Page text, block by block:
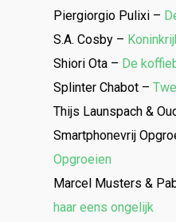
Piergiorgio Pulixi –
S.A. Cosby –
Shiori Ota – De
Splinter Chabot –
Thijs Launspach &
Smartphonevrij
Opgroeien
Marcel Musters &
haar eens ongelijk